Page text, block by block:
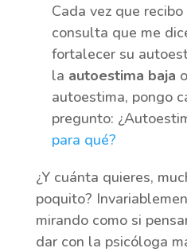
Cada vez que
consulta que me
fortalecer su
la autoestima baja
autoestima, pongo
pregunto:
para qué?
¿Y cuánta quieres,
poquito?
mirando como si
dar con la psicóloga